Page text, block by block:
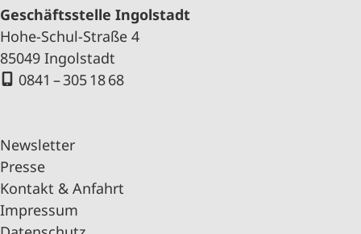
Geschäftsstelle Ingolstadt
Hohe-Schul-Straße 4
85049 Ingolstadt
0841 – 305 18 68
Newsletter
Presse
Kontakt & Anfahrt
Impressum